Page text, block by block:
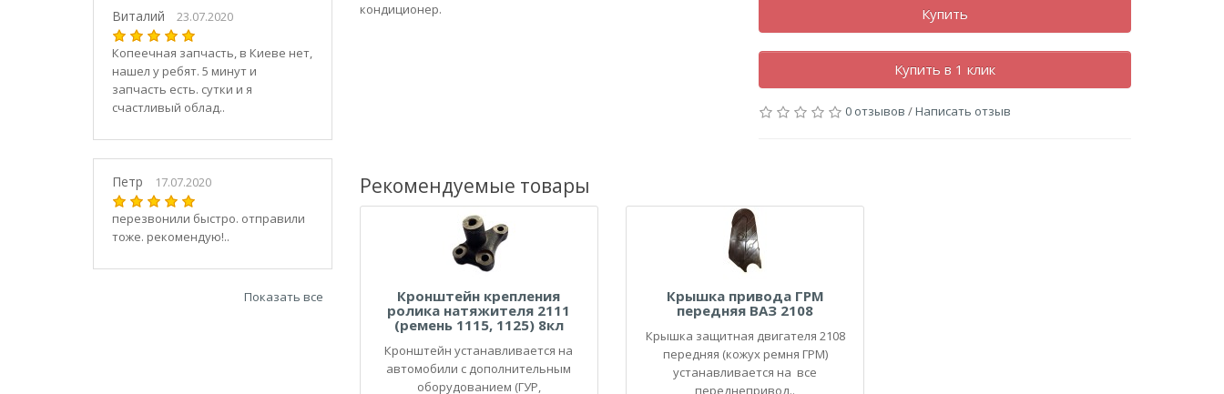
21040
21044
21047
2107
21070
21073
Виталий 23.07.2020
Копеечная запчасть, в Киеве нет,
нашел у ребят. 5 минут и
запчасть есть. сутки и я
счастливый облад..
Петр 17.07.2020
перезвонили быстро. отправили
тоже. рекомендую!..
Показать все
кондиционер.
Купить
Купить в 1 клик
0 отзывов /Написать отзыв
Рекомендуемые товары
Кронштейн крепления
ролика натяжителя 2111
(ремень 1115, 1125) 8кл
Кронштейн устанавливается на
автомобили с дополнительным
оборудованием (ГУР,
Крышка привода ГРМ
передняя ВАЗ 2108
Крышка защитная двигателя 2108
передняя (кожух ремня ГРМ)
устанавливается на все
переднепривод..